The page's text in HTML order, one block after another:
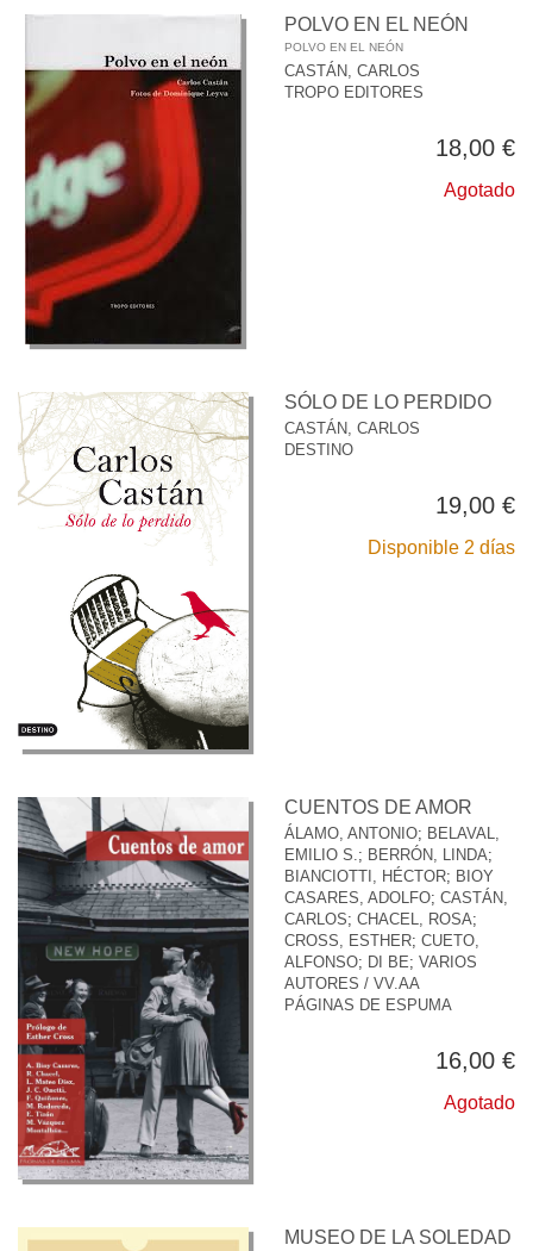
POLVO EN EL NEÓN
POLVO EN EL NEÓN
CASTÁN, CARLOS
TROPO EDITORES
18,00 €
Agotado
SÓLO DE LO PERDIDO
CASTÁN, CARLOS
DESTINO
19,00 €
Disponible 2 días
CUENTOS DE AMOR
ÁLAMO, ANTONIO; BELAVAL,
EMILIO S.; BERRÓN, LINDA;
BIANCIOTTI, HÉCTOR; BIOY
CASARES, ADOLFO; CASTÁN,
CARLOS; CHACEL, ROSA;
CROSS, ESTHER; CUETO,
ALFONSO; DI BE; VARIOS
AUTORES / VV.AA
PÁGINAS DE ESPUMA
16,00 €
Agotado
MUSEO DE LA SOLEDAD